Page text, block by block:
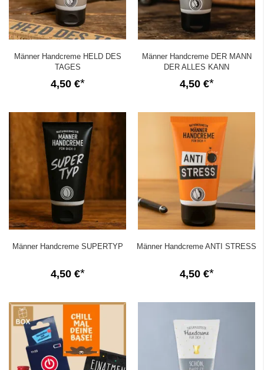
Männer Handcreme HELD DES
TAGES
4,50 €
Männer Handcreme DER MANN
DER ALLES KANN
4,50 €
Männer Handcreme SUPERTYP
4,50 €
Männer Handcreme ANTI STRESS
4,50 €